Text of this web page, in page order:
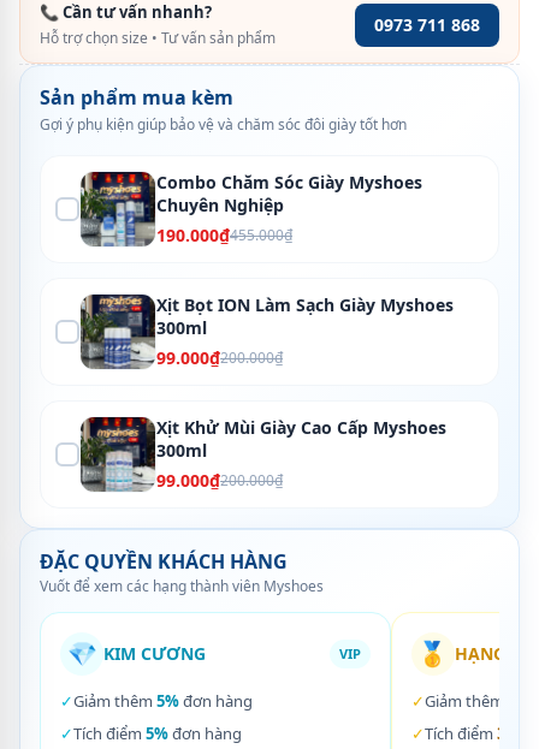
📞 Cần tư vấn nhanh?
Hỗ trợ chọn size • Tư vấn sản phẩm
0973 711 868
Sản phẩm mua kèm
Gợi ý phụ kiện giúp bảo vệ và chăm sóc đôi giày tốt hơn
Combo Chăm Sóc Giày Myshoes
Chuyên Nghiệp
190.000₫455.000₫
Xịt Bọt ION Làm Sạch Giày Myshoes
300ml
99.000₫200.000₫
Xịt Khử Mùi Giày Cao Cấp Myshoes
300ml
99.000₫200.000₫
ĐẶC QUYỀN KHÁCH HÀNG
Vuốt để xem các hạng thành viên Myshoes
💎 KIM CƯƠNG VIP
✓Giảm thêm 5%đơn hàng
✓Tích điểm 5%đơn hàng
🥇 HẠNG
✓Giảm thêm
✓Tích điểm 3%